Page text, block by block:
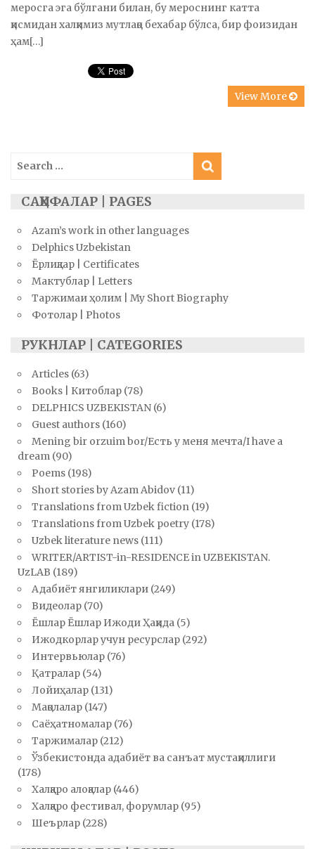
меросга эга бўлгани билан, бу мероснинг катта
қисмидан халқимиз мутлақо бехабар бўлса, бир фоизидан
ҳам[…]
View More
Search
for:
САҲИФАЛАР | PAGES
Azam’s work in other languages
Delphics Uzbekistan
Ёрлиқлар | Certificates
Мактублар | Letters
Таржимаи ҳолим | My Short Biography
Фотолар | Photos
РУКНЛАР | CATEGORIES
Articles (63)
Books | Китоблар (78)
DELPHICS UZBEKISTAN (6)
Guest authors (160)
Mening bir orzuim bor/Есть у меня мечта/I have a
dream (90)
Poems (198)
Short stories by Azam Abidov (11)
Translations from Uzbek fiction (19)
Translations from Uzbek poetry (178)
Uzbek literature news (111)
WRITER/ARTIST-in-RESIDENCE in UZBEKISTAN.
UzLAB (189)
Адабиёт янгиликлари (249)
Видеолар (70)
Ёшлар Ёшлар Ижоди Ҳақида (5)
Ижодкорлар учун ресурслар (292)
Интервьюлар (76)
Қатралар (54)
Лойиҳалар (131)
Мақолалар (147)
Саёҳатномалар (76)
Таржималар (212)
Ўзбекистонда адабиёт ва санъат мустақиллиги
(178)
Халқаро алоқалар (446)
Халқаро фестивал, форумлар (95)
Шеърлар (228)